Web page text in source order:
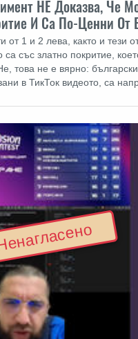
НЕ Доказва, Че
И Са По-Ценни От
от 1 и 2 лева, както и тези
със златно покритие,
това не е вярно:
в ТикТок видеото, са